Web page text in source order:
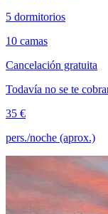
5 dormitorios
10 camas
Cancelación gratuita
Todavía no se te
35 €
pers./noche (aprox.)